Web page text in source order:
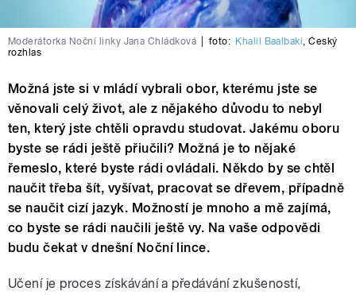
Moderátorka Noční linky Jana Chládková foto: Khalil Baalbaki,Český
rozhlas
Možná jste si v mládí vybrali obor, kterému jste se
věnovali celý život, ale z nějakého důvodu to nebyl
ten, který jste chtěli opravdu studovat. Jakému oboru
byste se rádi ještě přiučili? Možná je to nějaké
řemeslo, které byste rádi ovládali. Někdo by se chtěl
naučit třeba šít, vyšívat, pracovat se dřevem, případně
se naučit cizí jazyk. Možností je mnoho a mě zajímá,
co byste se rádi naučili ještě vy. Na vaše odpovědi
budu čekat v dnešní Noční lince.
Učení je proces získávání a předávání zkušeností,